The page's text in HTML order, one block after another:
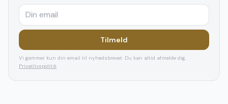
Tilmeld
Vi gemmer kun din email til nyhedsbrevet. Du kan altid afmelde dig.
Privatlivspolitik